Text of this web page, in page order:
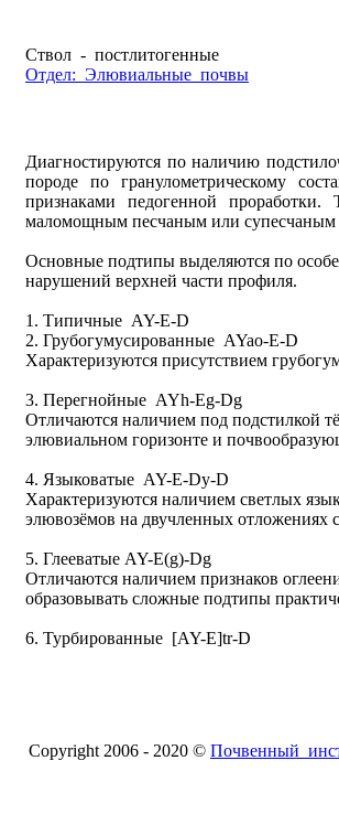
Ствол - постлитогенные
Отдел: Элювиальные почвы
Диагностируются по наличию
породе по гранулометрическому
признаками педогенной
маломощным песчаным или супесчаным
Основные подтипы выделяются по
нарушений верхней части профиля.
1. Типичные AY-E-D
2. Грубогумусированные AYaо-E-D
Характеризуются присутствием
3. Перегнойные AYh-Eg-Dg
Отличаются наличием под подстилкой
элювиальном горизонте и
4. Языковатые AY-E-Dy-D
Характеризуются наличием светлых
элювозёмов на двучленных отложениях
5. Глееватые AY-E(g)-Dg
Отличаются наличием признаков
образовывать сложные подтипы
6. Турбированные [AY-E]tr-D
Copyright 2006 - 2020 © Почвенный